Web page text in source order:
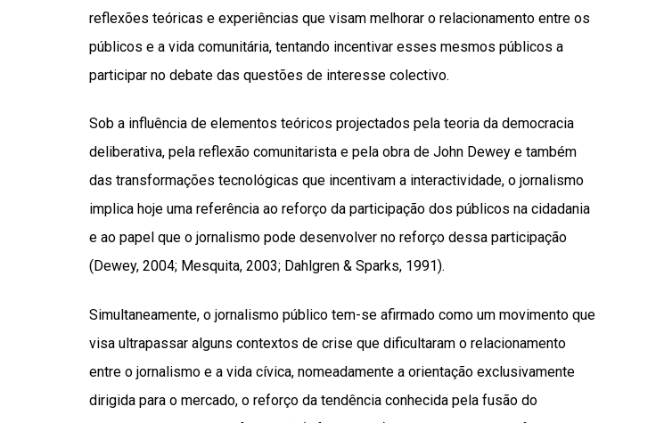
reflexões teóricas e experiências que visam melhorar o relacionamento entre os
públicos e a vida comunitária, tentando incentivar esses mesmos públicos a
participar no debate das questões de interesse colectivo.
Sob a influência de elementos teóricos projectados pela teoria da democracia
deliberativa, pela reflexão comunitarista e pela obra de John Dewey e também
das transformações tecnológicas que incentivam a interactividade, o jornalismo
implica hoje uma referência ao reforço da participação dos públicos na cidadania
e ao papel que o jornalismo pode desenvolver no reforço dessa participação
(Dewey, 2004; Mesquita, 2003; Dahlgren & Sparks, 1991).
Simultaneamente, o jornalismo público tem-se afirmado como um movimento que
visa ultrapassar alguns contextos de crise que dificultaram o relacionamento
entre o jornalismo e a vida cívica, nomeadamente a orientação exclusivamente
dirigida para o mercado, o reforço da tendência conhecida pela fusão do